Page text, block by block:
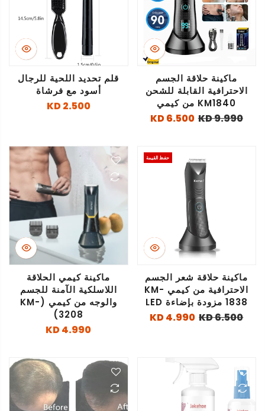
ماكينة حلاقة الجسم
الاحترافية القابلة للشحن
KM1840 من كيمي
9.990 KD
6.500 KD
قلم تحديد اللحية للرجال
أسود مع فرشاة
2.500 KD
حفظ القيمة
ماكينة حلاقة شعر الجسم
الاحترافية من كيمي KM-
1838 مزودة بإضاءة LED
6.500 KD
4.990 KD
ماكينة كيمي الحلاقة
اللاسلكية الآمنة للجسم
والوجه من كيمي (KM-
3208)
4.990 KD